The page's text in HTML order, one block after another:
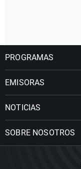
PROGRAMAS
EMISORAS
NOTICIAS
SOBRE NOSOTROS